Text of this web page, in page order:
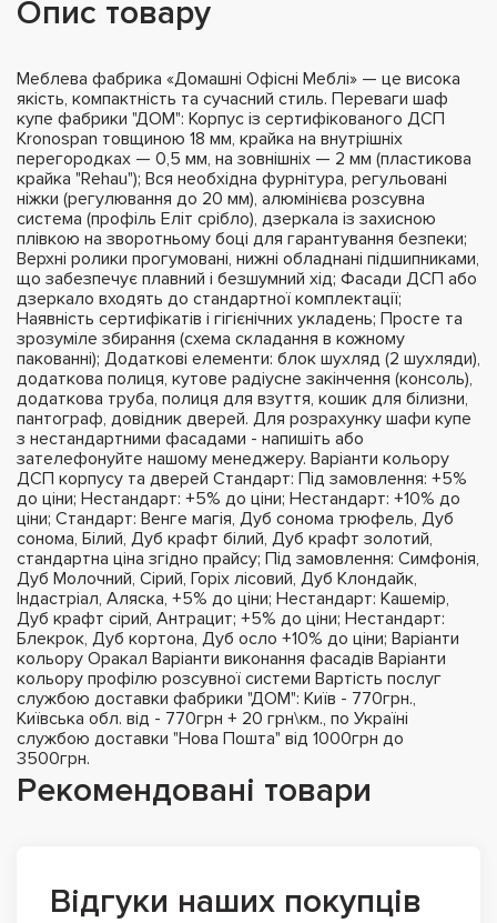
Опис товару
Меблева фабрика «Домашні Офісні Меблі» — це висока
якість, компактність та сучасний стиль. Переваги шаф
купе фабрики "ДОМ": Корпус із сертифікованого ДСП
Kronospan товщиною 18 мм, крайка на внутрішніх
перегородках — 0,5 мм, на зовнішніх — 2 мм (пластикова
крайка "Rehau"); Вся необхідна фурнітура, регульовані
ніжки (регулювання до 20 мм), алюмінієва розсувна
система (профіль Еліт срібло), дзеркала із захисною
плівкою на зворотньому боці для гарантування безпеки;
Верхні ролики прогумовані, нижні обладнані підшипниками,
що забезпечує плавний і безшумний хід; Фасади ДСП або
дзеркало входять до стандартної комплектації;
Наявність сертифікатів і гігієнічних укладень; Просте та
зрозуміле збирання (схема складання в кожному
пакованні); Додаткові елементи: блок шухляд (2 шухляди),
додаткова полиця, кутове радіусне закінчення (консоль),
додаткова труба, полиця для взуття, кошик для білизни,
пантограф, довідник дверей. Для розрахунку шафи купе
з нестандартними фасадами - напишіть або
зателефонуйте нашому менеджеру. Варіанти кольору
ДСП корпусу та дверей Стандарт: Під замовлення: +5%
до ціни; Нестандарт: +5% до ціни; Нестандарт: +10% до
ціни; Стандарт: Венге магія, Дуб сонома трюфель, Дуб
сонома, Білий, Дуб крафт білий, Дуб крафт золотий,
стандартна ціна згідно прайсу; Під замовлення: Симфонія,
Дуб Молочний, Сірий, Горіх лісовий, Дуб Клондайк,
Індастріал, Аляска, +5% до ціни; Нестандарт: Кашемір,
Дуб крафт сірий, Антрацит; +5% до ціни; Нестандарт:
Блекрок, Дуб кортона, Дуб осло +10% до ціни; Варіанти
кольору Оракал Варіанти виконання фасадів Варіанти
кольору профілю розсувної системи Вартість послуг
службою доставки фабрики "ДОМ": Київ - 770грн.,
Київська обл. від - 770грн + 20 грн\км., по Україні
службою доставки "Нова Пошта" від 1000грн до
3500грн.
Рекомендовані товари
Відгуки наших покупців